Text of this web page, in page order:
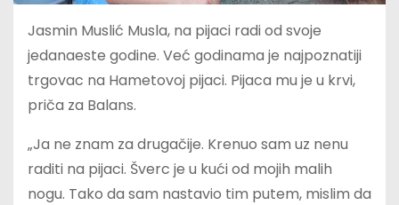
Jasmin Muslić Musla, na pijaci radi od svoje
jedanaeste godine. Već godinama je najpoznatiji
trgovac na Hametovoj pijaci. Pijaca mu je u krvi,
priča za Balans.
„Ja ne znam za drugačije. Krenuo sam uz nenu
raditi na pijaci. Šverc je u kući od mojih malih
nogu. Tako da sam nastavio tim putem, mislim da